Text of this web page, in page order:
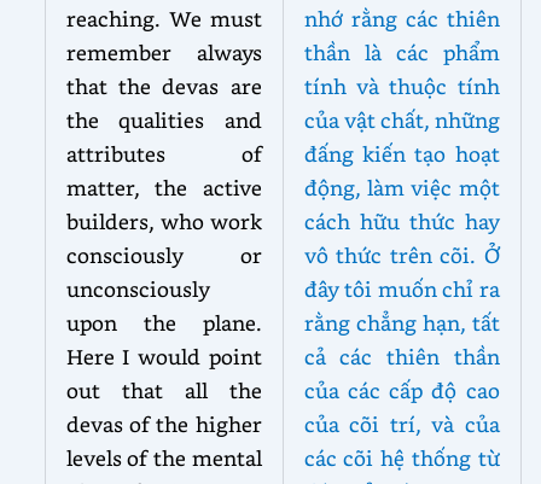
reaching. We must
remember always
that the devas are
the qualities and
attributes of
matter, the active
builders, who work
consciously or
unconsciously
upon the plane.
Here I would point
out that all the
devas of the higher
levels of the mental
nhớ rằng các thiên
thần là các phẩm
tính và thuộc tính
của vật chất, những
đấng kiến tạo hoạt
động, làm việc một
cách hữu thức hay
vô thức trên cõi. Ở
đây tôi muốn chỉ ra
rằng chẳng hạn, tất
cả các thiên thần
của các cấp độ cao
của cõi trí, và của
các cõi hệ thống từ